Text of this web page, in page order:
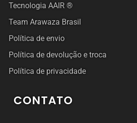
Tecnologia AAIR ®
Team Arawaza Brasil
Política de envio
Política de devolução e troca
Política de privacidade
CONTATO